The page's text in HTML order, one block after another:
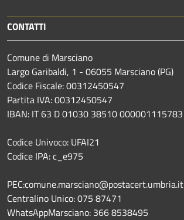
CONTATTI
Comune di Marsciano
Largo Garibaldi, 1 - 06055 Marsciano (PG)
Codice Fiscale: 00312450547
Partita IVA: 00312450547
IBAN: IT 63 D 01030 38510 000001115783
Codice Univoco: UFAI21
Codice IPA: c_e975
PEC:comune.marsciano@postacert.umbria.it
Centralino Unico: 075 87471
WhatsAppMarsciano: 366 8538495